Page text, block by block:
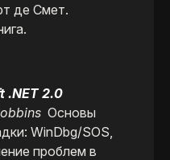
де Смет.
.NET 2.0
Основы
WinDbg/SOS,
проблем в